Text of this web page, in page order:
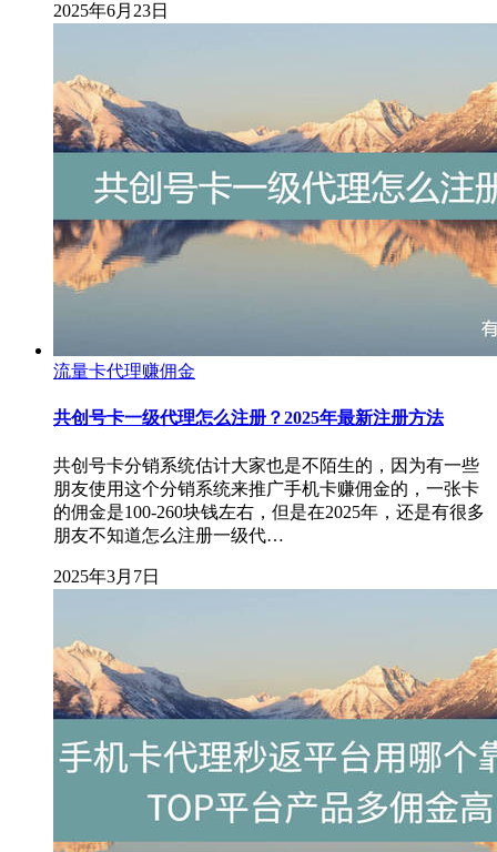
2025年6月23日
流量卡代理赚佣金
共创号卡一级代理怎么注册？2025年最新注册方法
共创号卡分销系统估计大家也是不陌生的，因为有一些
朋友使用这个分销系统来推广手机卡赚佣金的，一张卡
的佣金是100-260块钱左右，但是在2025年，还是有很多
朋友不知道怎么注册一级代…
2025年3月7日